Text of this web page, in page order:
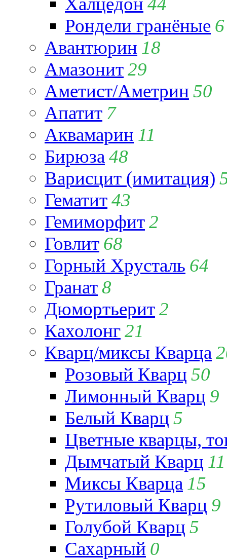
Рондели гранёные 6
Авантюрин 18
Амазонит29
Аметист/Аметрин 50
Апатит 7
Аквамарин 11
Бирюза 48
Варисцит (имитация)
Гематит43
Гемиморфит2
Говлит 68
Горный Хрусталь 64
Гранат8
Дюмортьерит2
Кахолонг21
Кварц/миксы Кварца
Розовый Кварц 50
Лимонный Кварц 9
Белый Кварц 5
Цветные кварцы,
Дымчатый Кварц 11
Миксы Кварца 15
Рутиловый Кварц 9
Голубой Кварц 5
Сахарный 0